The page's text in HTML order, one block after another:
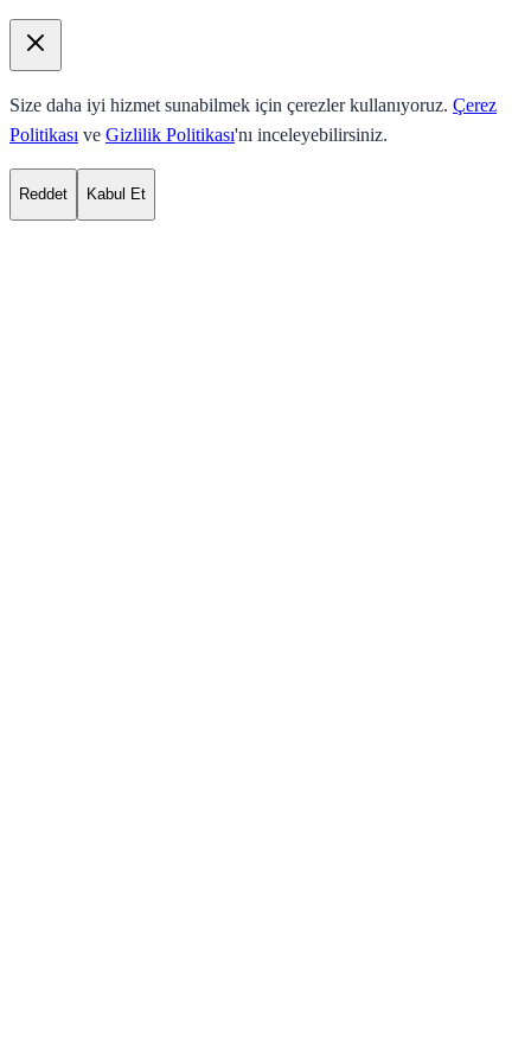
Size daha iyi hizmet sunabilmek için çerezler kullanıyoruz. Çerez
Politikası ve Gizlilik Politikası'nı inceleyebilirsiniz.
Reddet Kabul Et